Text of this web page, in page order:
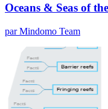
Oceans & Seas of
par Mindomo Team